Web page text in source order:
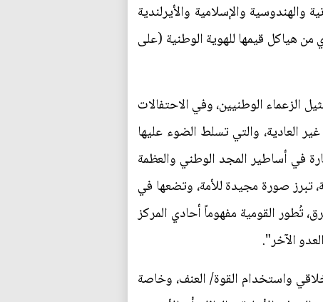
والهندوسية والإسلامية والأيرلندية
من هياكل قيمها للهوية الوطنية (على
الزعماء الوطنيين، وفي الاحتفالات
العادية، والتي تسلط الضوء عليها
في أساطير المجد الوطني والعظمة
تبرز صورة مجيدة للأمة، وتضعها في
تُطور القومية مفهوماً أحادي المركز
الآخر".
واستخدام القوة/ العنف، وخاصة